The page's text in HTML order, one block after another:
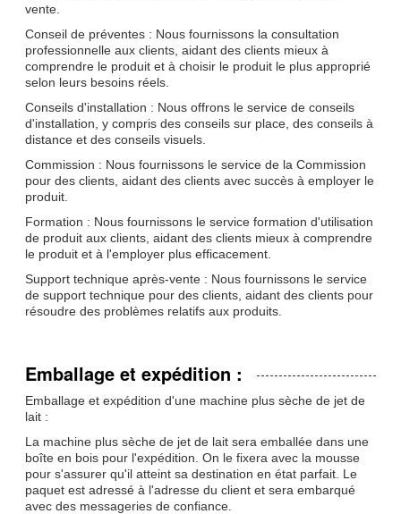
vente.
Conseil de préventes : Nous fournissons la consultation
professionnelle aux clients, aidant des clients mieux à
comprendre le produit et à choisir le produit le plus approprié
selon leurs besoins réels.
Conseils d'installation : Nous offrons le service de conseils
d'installation, y compris des conseils sur place, des conseils à
distance et des conseils visuels.
Commission : Nous fournissons le service de la Commission
pour des clients, aidant des clients avec succès à employer le
produit.
Formation : Nous fournissons le service formation d'utilisation
de produit aux clients, aidant des clients mieux à comprendre
le produit et à l'employer plus efficacement.
Support technique après-vente : Nous fournissons le service
de support technique pour des clients, aidant des clients pour
résoudre des problèmes relatifs aux produits.
Emballage et expédition :
Emballage et expédition d'une machine plus sèche de jet de
lait :
La machine plus sèche de jet de lait sera emballée dans une
boîte en bois pour l'expédition. On le fixera avec la mousse
pour s'assurer qu'il atteint sa destination en état parfait. Le
paquet est adressé à l'adresse du client et sera embarqué
avec des messageries de confiance.